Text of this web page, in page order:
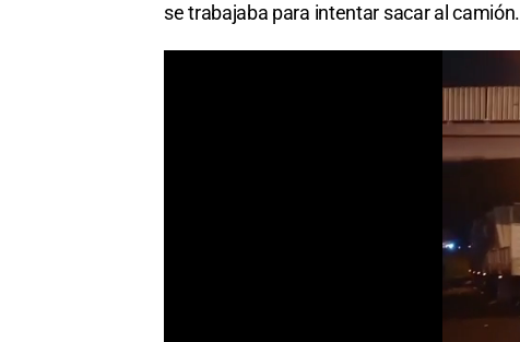
se trabajaba para intentar sacar al camión.